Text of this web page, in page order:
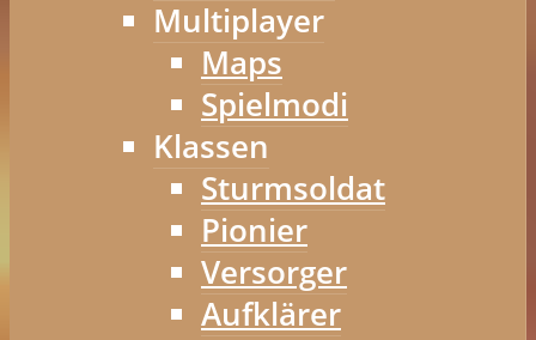
Multiplayer
Maps
Spielmodi
Klassen
Sturmsoldat
Pionier
Versorger
Aufklärer